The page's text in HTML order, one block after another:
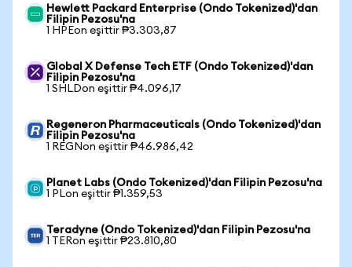
Hewlett Packard Enterprise (Ondo Tokenized)'dan
Filipin Pezosu'na
1 HPEon eşittir ₱3.303,87
Global X Defense Tech ETF (Ondo Tokenized)'dan
Filipin Pezosu'na
1 SHLDon eşittir ₱4.096,17
Regeneron Pharmaceuticals (Ondo Tokenized)'dan
Filipin Pezosu'na
1 REGNon eşittir ₱46.986,42
Planet Labs (Ondo Tokenized)'dan Filipin Pezosu'na
1 PLon eşittir ₱1.359,53
Teradyne (Ondo Tokenized)'dan Filipin Pezosu'na
1 TERon eşittir ₱23.810,80